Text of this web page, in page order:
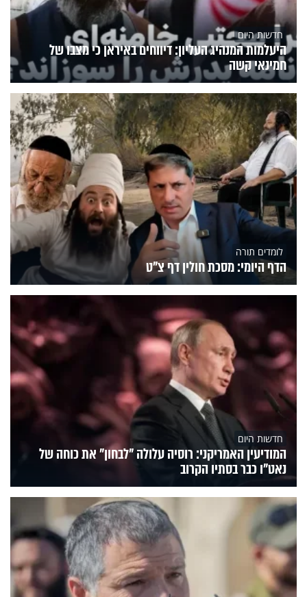
חדשות היום
היעלמות המנהיג העליון: דיווחים באיראן כי מצבו של
חמינאי קשה
לומדים תורה
הדף היומי: מסכת חולין דף צ"ט
חדשות היום
המודיעין האמריקני: רוסיה עלולה "לבחון" את כוחה של
נאט"ו כבר בסתיו הקרוב